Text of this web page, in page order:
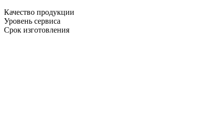
Качество продукции
Уровень сервиса
Срок изготовления